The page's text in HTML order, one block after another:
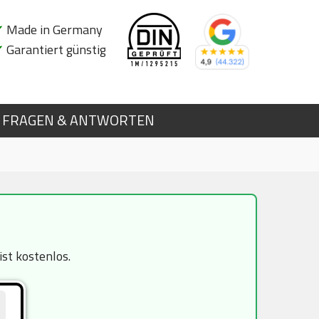
Made in Germany
Garantiert günstig
FRAGEN & ANTWORTEN
kostenlos.